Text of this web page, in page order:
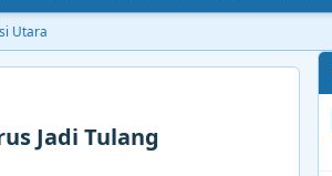
Jadi Tulang